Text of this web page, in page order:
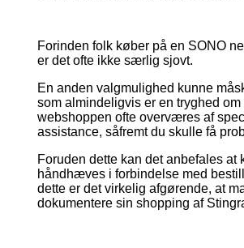
Forinden folk køber på en SONO
er det ofte ikke særlig sjovt.
En anden valgmulighed kunne
som almindeligvis er en tryghed
webshoppen ofte overværes af
assistance, såfremt du skulle få
Foruden dette kan det anbefales
håndhæves i forbindelse med
dette er det virkelig afgørende, at
dokumentere sin shopping af